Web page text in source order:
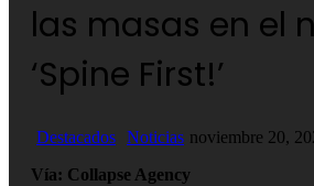
las masas en el
‘Spine First!’
noviembre 20,
Destacados Noticias
Vía: Collapse Agency